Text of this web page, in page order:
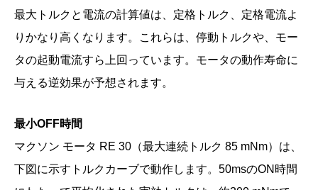
最大トルクと電流の計算値は、定格トルク、定格電流よ
りかなり高くなります。これらは、停動トルクや、モー
タの起動電流すら上回っています。モータの動作寿命に
与える逆効果が予想されます。
最小OFF時間
マクソン モータ RE 30（最大連続トルク 85 mNm）は、
下図に示すトルクカーブで動作します。50msのON時間